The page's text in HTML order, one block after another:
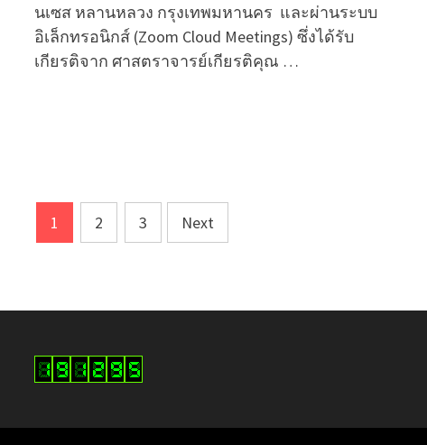
นเซส หลานหลวง กรุงเทพมหานคร และผ่านระบบ
อิเล็กทรอนิกส์ (Zoom Cloud Meetings) ซึ่งได้รับ
เกียรติจาก ศาสตราจารย์เกียรติคุณ …
Posts
pagination
1 2 3 Next